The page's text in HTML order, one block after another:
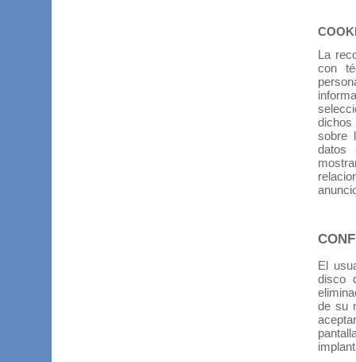
La
con
dichos
sobre
datos
El
disco
de su